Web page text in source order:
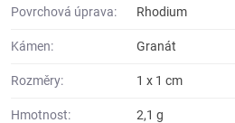
Povrchová úprava: Rhodium
Kámen: Granát
Rozměry: 1 x 1 cm
Hmotnost: 2,1 g